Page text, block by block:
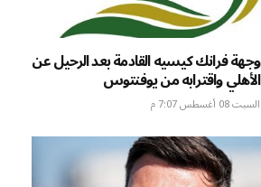
وجهة فرانك كيسيه القادمة بعد الرحيل عن
الأهلي واقترابه من يوفنتوس
السبت 08 أغسطس 7:07 م